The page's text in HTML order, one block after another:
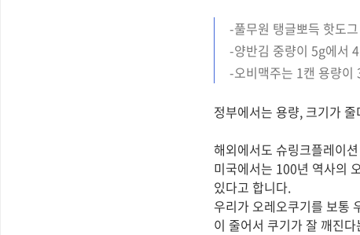
-풀무원 탱글뽀득 핫도
-양반김 중량이 5g에서
-오비맥주는 1캔 용량
정부에서는 용량, 크기가
해외에서도 슈링크플레이
미국에서는 100년 역사의
있다고 합니다.
우리가 오레오쿠기를 보통
이 줄어서 쿠기가 잘 깨진